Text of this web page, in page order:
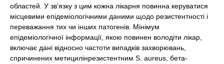
областей. У зв’язку з цим кожна лікарня повинна керуватися
місцевими епідеміологічними даними щодо резистентності і
переважання тих чи інших патогенів. Мінімум
епідеміологічної інформації, якою повинен володіти лікар,
включає дані відносно частоти випадків захворювань,
спричинених метицилінрезистентним S. aureus, бета-